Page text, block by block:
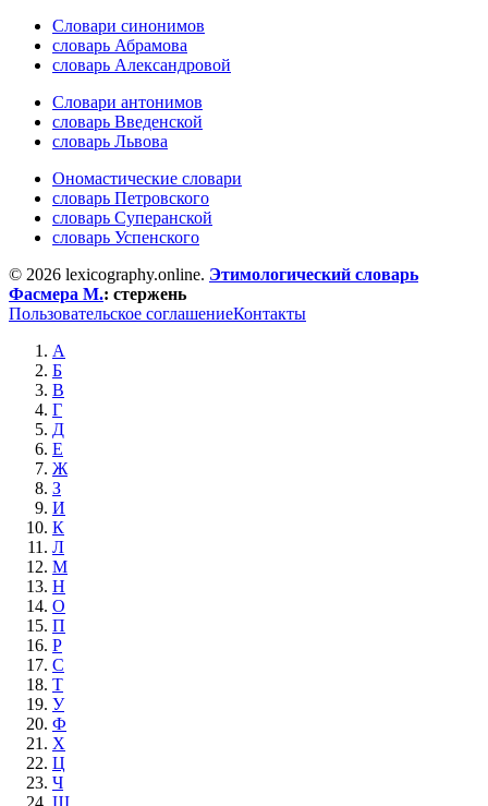
Словари синонимов
словарь Абрамова
словарь Александровой
Словари антонимов
словарь Введенской
словарь Львова
Ономастические словари
словарь Петровского
словарь Суперанской
словарь Успенского
© 2026 lexicography.online. Этимологический словарь
Фасмера М.: стержень
Пользовательское соглашениеКонтакты
А
Б
В
Г
Д
Е
Ж
З
И
К
Л
М
Н
О
П
Р
С
Т
У
Ф
Х
Ц
Ч